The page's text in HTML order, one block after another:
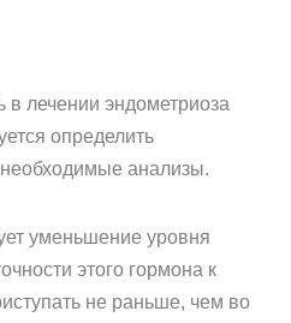
в лечении эндометриоза
определить
анализы.
уменьшение уровня
этого гормона к
не раньше, чем во